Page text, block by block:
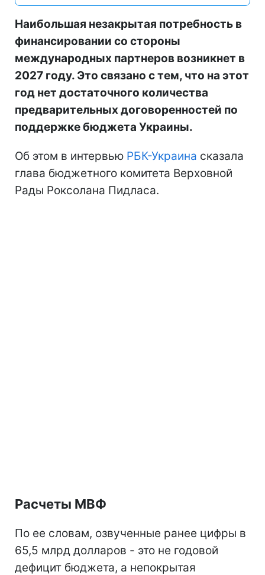
Наибольшая незакрытая потребность в
финансировании со стороны
международных партнеров возникнет в
2027 году. Это связано с тем, что на этот
год нет достаточного количества
предварительных договоренностей по
поддержке бюджета Украины.
Об этом в интервью РБК-Украина сказала
глава бюджетного комитета Верховной
Рады Роксолана Пидласа.
Расчеты МВФ
По ее словам, озвученные ранее цифры в
65,5 млрд долларов - это не годовой
дефицит бюджета, а непокрытая